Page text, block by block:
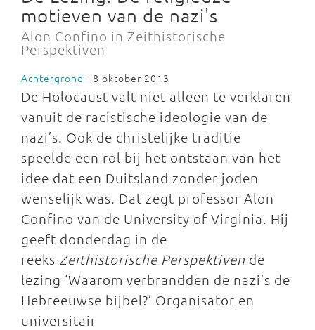
motieven van de nazi's
Alon Confino in Zeithistorische
Perspektiven
Achtergrond - 8 oktober 2013
De Holocaust valt niet alleen te verklaren
vanuit de racistische ideologie van de
nazi’s. Ook de christelijke traditie
speelde een rol bij het ontstaan van het
idee dat een Duitsland zonder joden
wenselijk was. Dat zegt professor Alon
Confino van de University of Virginia. Hij
geeft donderdag in de
reeks Zeithistorische Perspektiven de
lezing ‘Waarom verbrandden de nazi’s de
Hebreeuwse bijbel?’ Organisator en
universitair